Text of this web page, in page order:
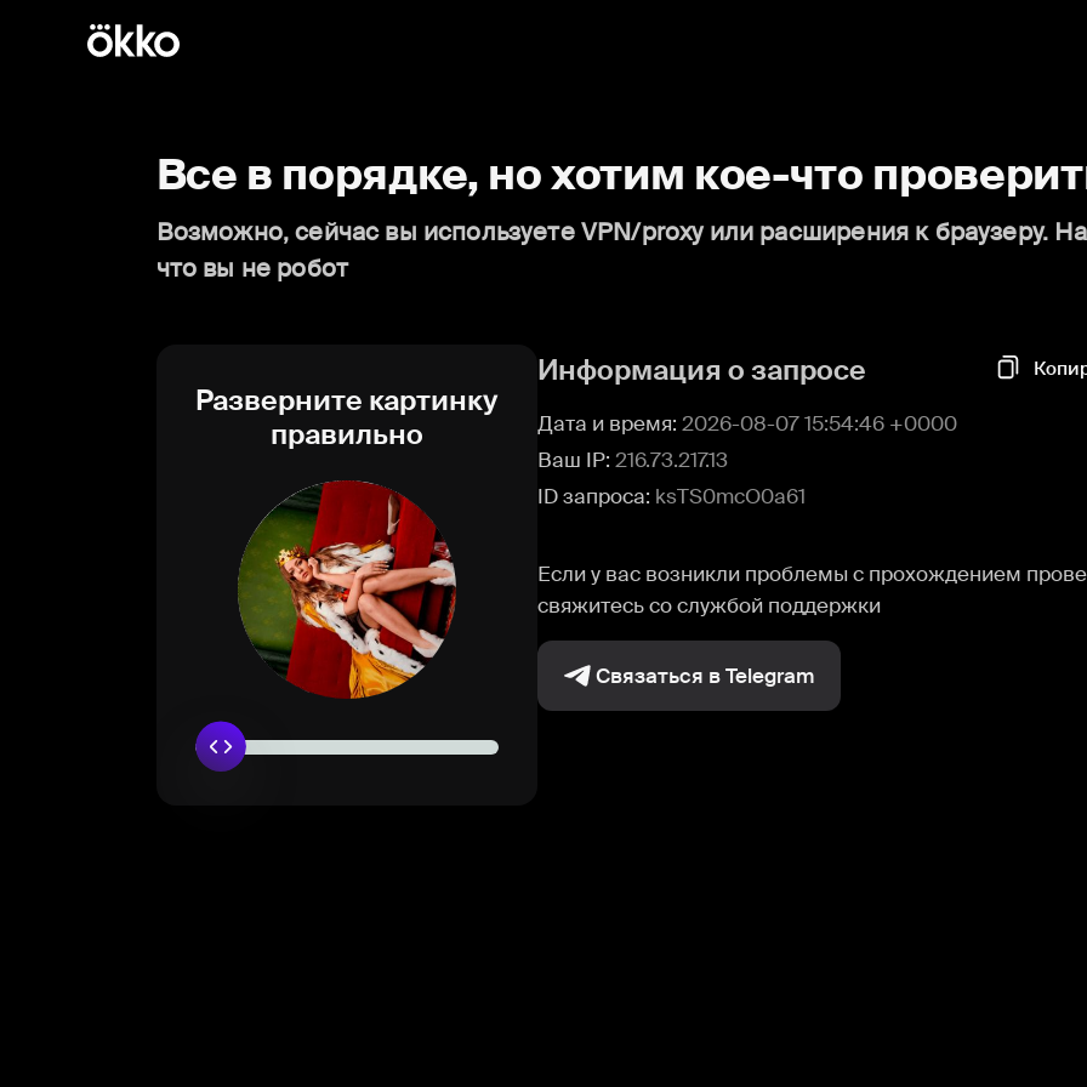
Все в порядке, но хотим кое-что
Возможно, сейчас вы используете VPN/proxy или расширения к браузеру.
что вы не робот
Разверните картинку
правильно
Информация о запросе
Дата и время: 2026-08-07 15:54:46 +0000
Ваш IP: 216.73.217.13
ID запроса: ksTS0mcO0a61
Если у вас возникли проблемы с прохождением
свяжитесь со службой поддержки
Связаться в Telegram